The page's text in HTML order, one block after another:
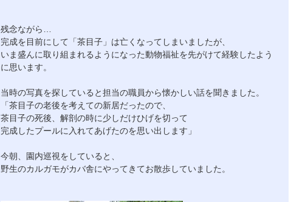
残念ながら…
完成を目前にして「茶目子」は亡くなってしまいましたが、
いま盛んに取り組まれるようになった動物福祉を先がけて経験したよう
に思います。
当時の写真を探していると担当の職員から懐かしい話を聞きました。
「茶目子の老後を考えての新居だったので、
茶目子の死後、解剖の時に少しだけひげを切って
完成したプールに入れてあげたのを思い出します」
今朝、園内巡視をしていると、
野生のカルガモがカバ舎にやってきてお散歩していました。